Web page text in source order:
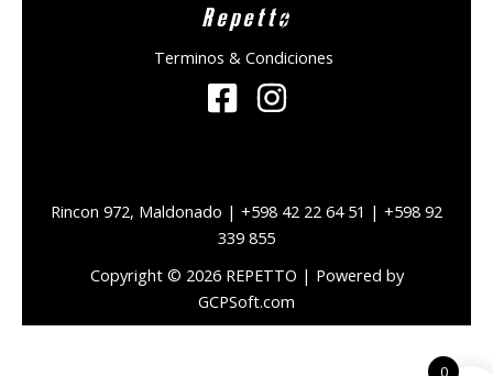
Repetto
Terminos & Condiciones
Rincon 972, Maldonado | +598 42 22 64 51 | +598 92
339 855
Copyright © 2026 REPETTO | Powered by
GCPSoft.com
0